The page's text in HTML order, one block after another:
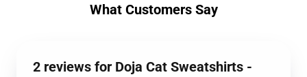
What Customers Say
2 reviews for Doja Cat Sweatshirts -